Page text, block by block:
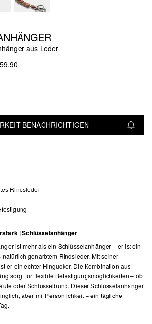
aus Leder
BENACHRICHTIGEN
Rindsleder
| Schlüsselanhänger
ist mehr als ein Schlüsselanhänger – er ist ein
natürlich genarbtem Rindsleder. Mit seiner
er ein echter Hingucker. Die Kombination aus
sorgt für flexible Befestigungsmöglichkeiten – ob
oder Schlüsselbund. Dieser Schlüsselanhänger
aber mit Persönlichkeit – ein tägliche